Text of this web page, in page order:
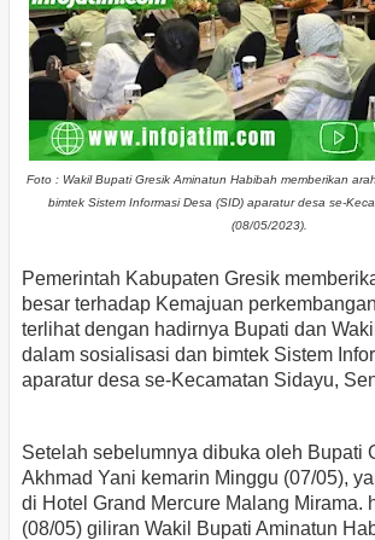
Foto : Wakil Bupati Gresik Aminatun Habibah memberikan
bimtek Sistem Informasi Desa (SID) aparatur desa se-
(08/05/2023).
Pemerintah Kabupaten Gresik
besar terhadap Kemajuan
terlihat dengan hadirnya Bupati dan
dalam sosialisasi dan bimtek Sistem
aparatur desa se-Kecamatan Sidayu,
Setelah sebelumnya dibuka oleh Bupati
Akhmad Yani kemarin Minggu (07/05),
di Hotel Grand Mercure Malang Mirama.
(08/05) giliran Wakil Bupati Aminatun